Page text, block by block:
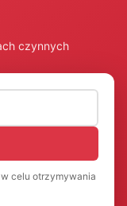
czynnych
celu otrzymywania